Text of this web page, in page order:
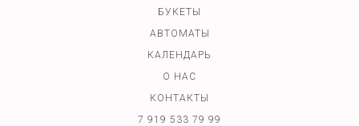
КАЛЕНДАРЬ
О НАС
АВТОМАТЫ
БУКЕТЫ
КОНТАКТЫ
7 919 533 79 99